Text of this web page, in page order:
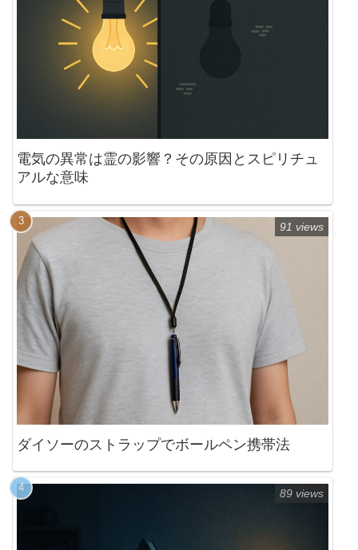
電気の異常は霊の影響？その原因とスピリチュ
アルな意味
ダイソーのストラップでボールペン携帯法
91 views
89 views